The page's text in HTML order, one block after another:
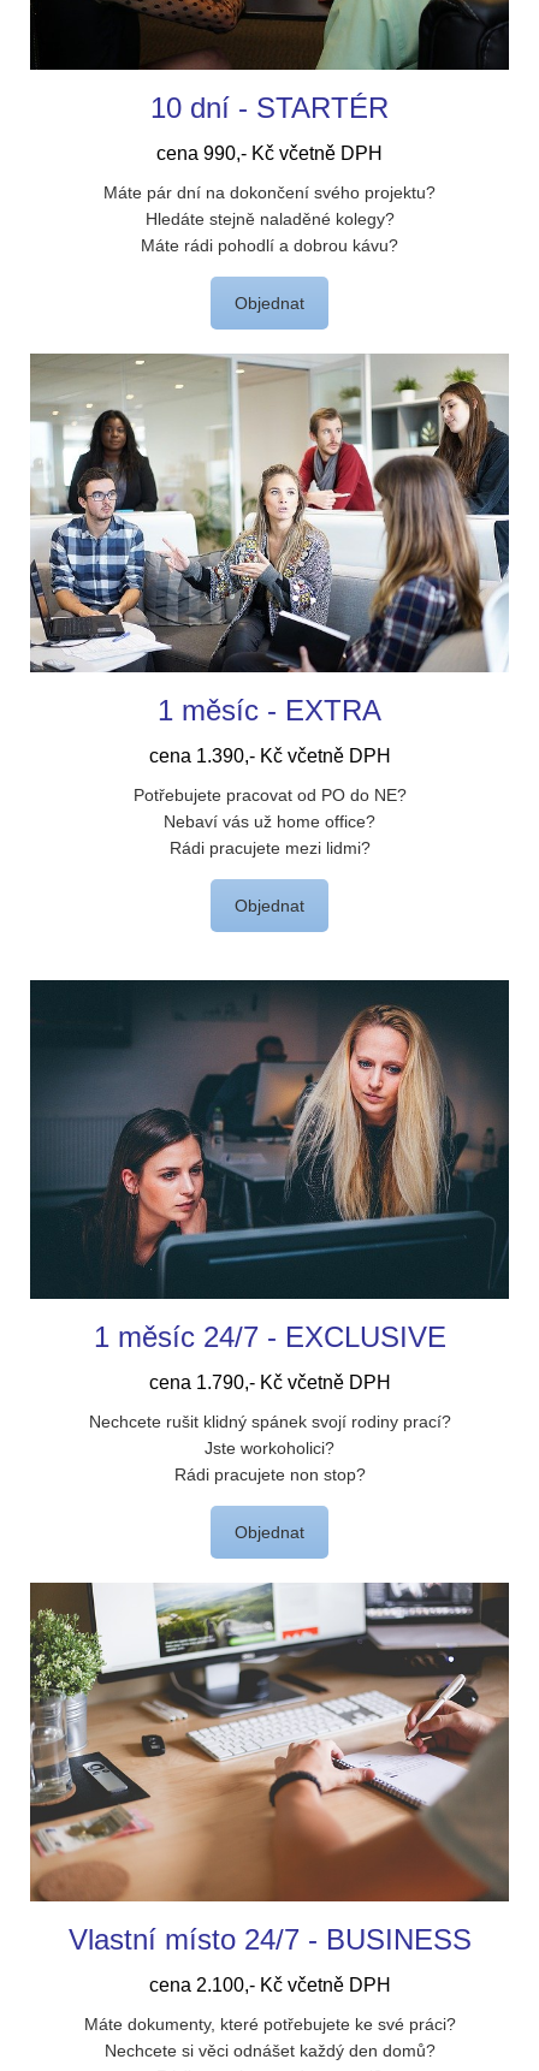
10 dní - STARTÉR
cena 990,- Kč včetně DPH
Máte pár dní na dokončení svého projektu?
Hledáte stejně naladěné kolegy?
Máte rádi pohodlí a dobrou kávu?
Objednat
1 měsíc - EXTRA
cena 1.390,- Kč včetně DPH
Potřebujete pracovat od PO do NE?
Nebaví vás už home office?
Rádi pracujete mezi lidmi?
Objednat
1 měsíc 24/7 - EXCLUSIVE
cena 1.790,- Kč včetně DPH
Nechcete rušit klidný spánek svojí rodiny prací?
Jste workoholici?
Rádi pracujete non stop?
Objednat
Vlastní místo 24/7 - BUSINESS
cena 2.100,- Kč včetně DPH
Máte dokumenty, které potřebujete ke své práci?
Nechcete si věci odnášet každý den domů?